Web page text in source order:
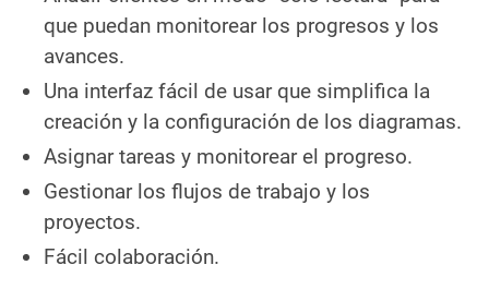
que puedan monitorear los progresos y los
avances.
Una interfaz fácil de usar que simplifica la
creación y la configuración de los diagramas.
Asignar tareas y monitorear el progreso.
Gestionar los flujos de trabajo y los
proyectos.
Fácil colaboración.